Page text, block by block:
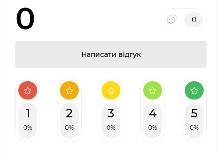
0 0
Написати відгук
1
0%
2
0%
3
0%
4
0%
5
0%